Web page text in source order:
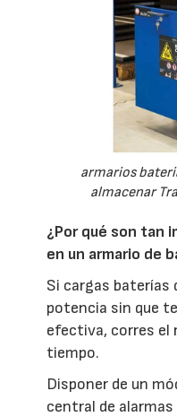
armarios
almacenar
¿Por qué son tan
en un armario de
Si cargas baterías
potencia sin que
efectiva, corres el
tiempo.
Disponer de un
central de